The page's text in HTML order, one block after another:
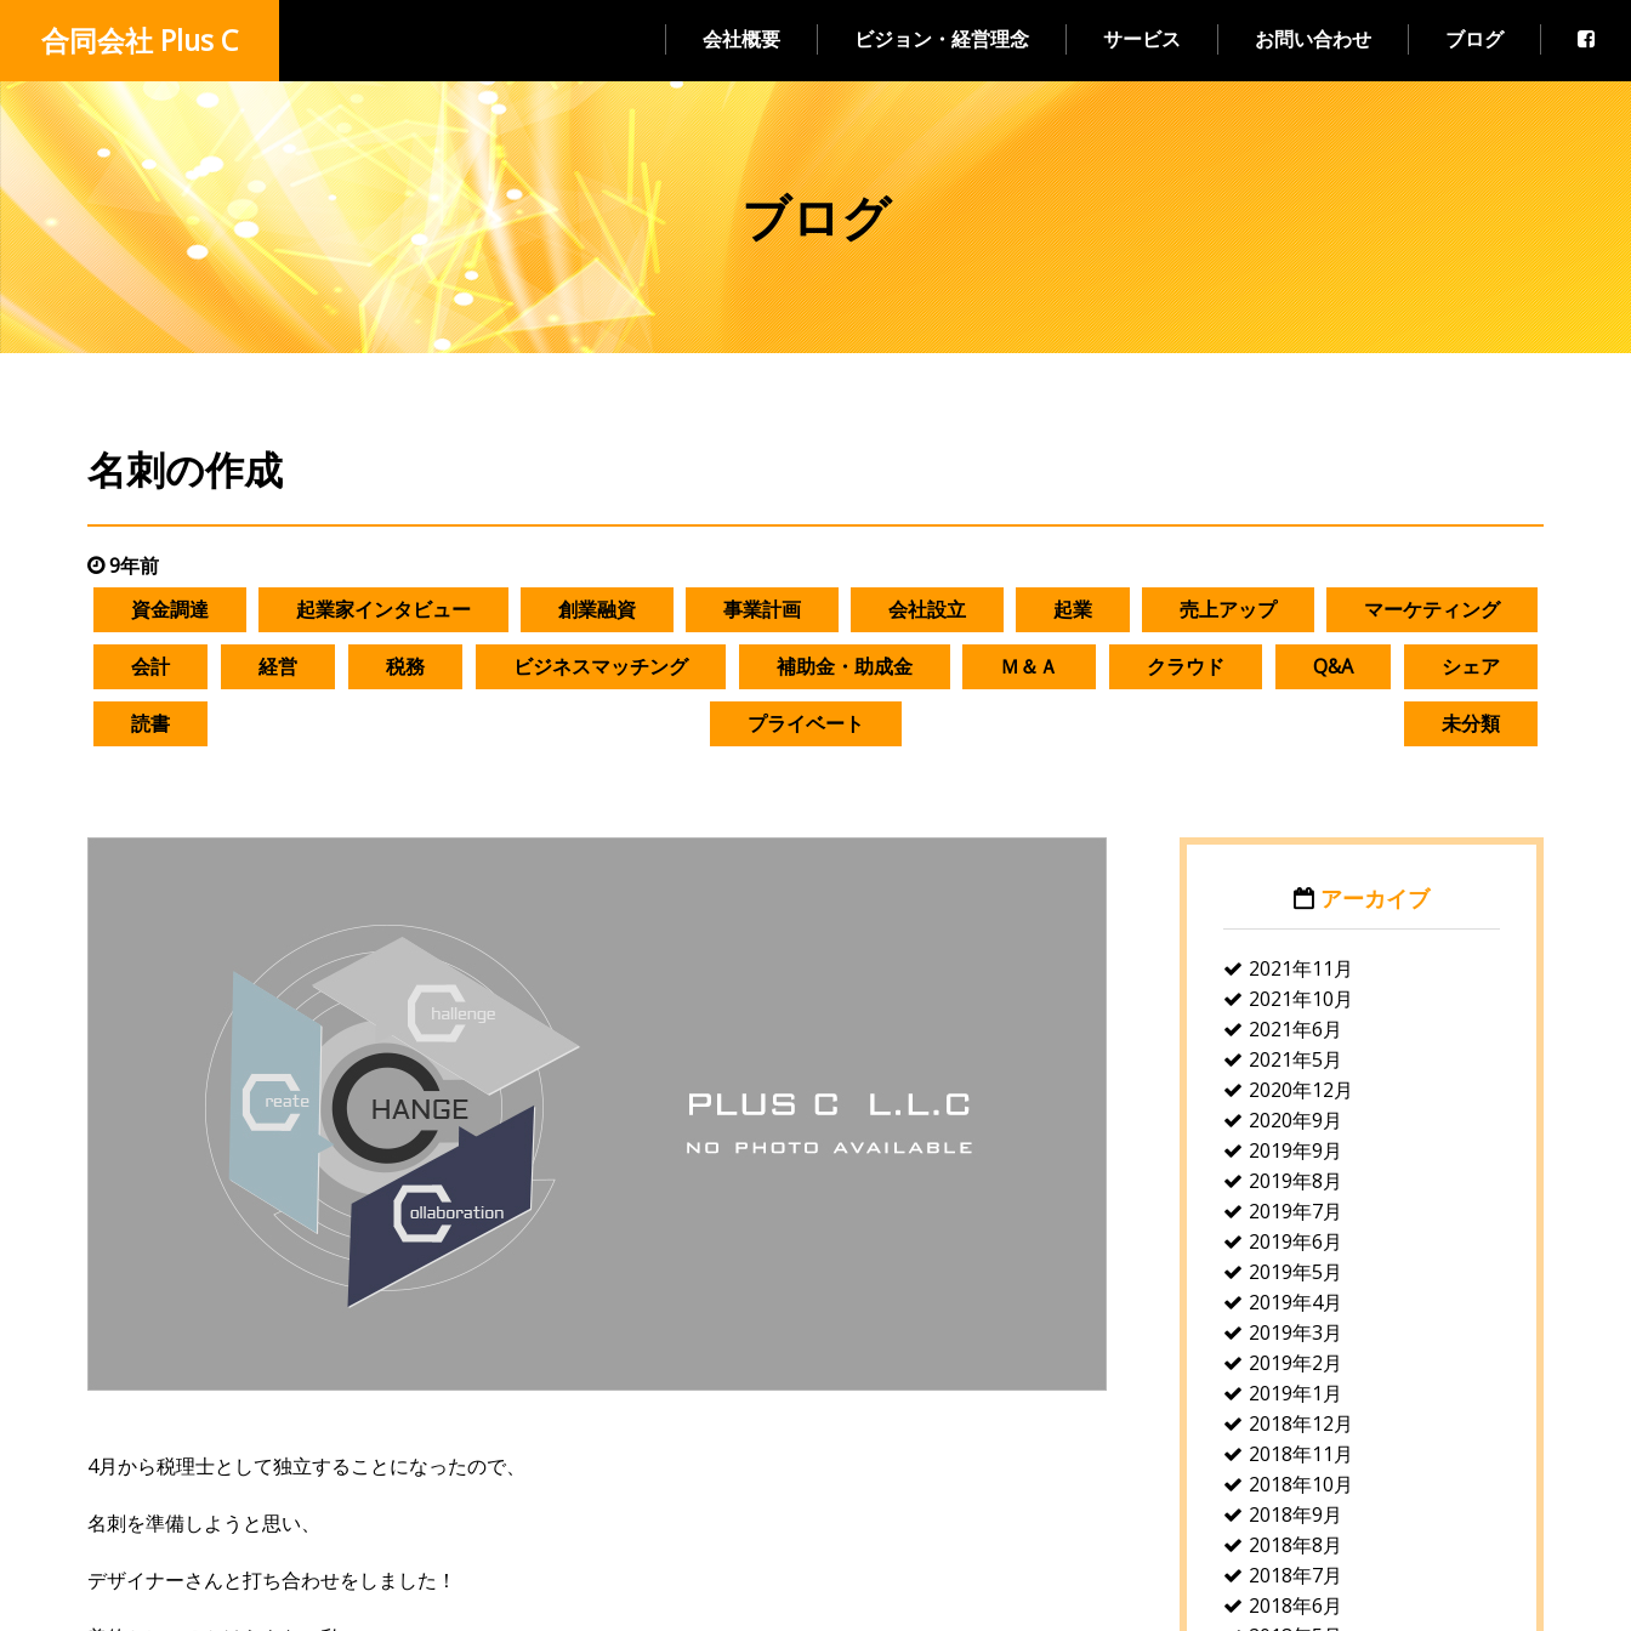
合同会社 Plus C 会社概要 ビジョン・経営理念 サービス お問い合わせ ブログ
ブログ
名刺の作成
9年前
資金調達
起業家インタビュー 創業融資 事業計画 会社設立 起業 売上アップ マーケティング
会計 経営 税務 ビジネスマッチング 補助金・助成金 Ｍ＆Ａ クラウド Q&A シェア
読書 プライベート 未分類
4月から税理士として独立することになったので、
名刺を準備しようと思い、
デザイナーさんと打ち合わせをしました！
アーカイブ
2021年11月
2021年10月
2021年6月
2021年5月
2020年12月
2020年9月
2019年9月
2019年8月
2019年7月
2019年6月
2019年5月
2019年4月
2019年3月
2019年2月
2019年1月
2018年12月
2018年11月
2018年10月
2018年9月
2018年8月
2018年7月
2018年6月